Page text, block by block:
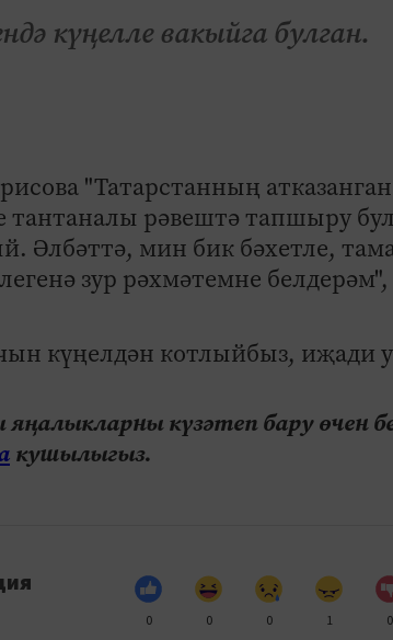
күңелле вакыйга булган.
"Татарстанның
тантаналы рәвештә тапшыру
Әлбәттә, мин бик бәхетле,
зур рәхмәтемне белдерәм",
күңелдән котлыйбыз, иҗади
күзәтеп бару өчен
кушылыгыз.
0 0 0 1 0